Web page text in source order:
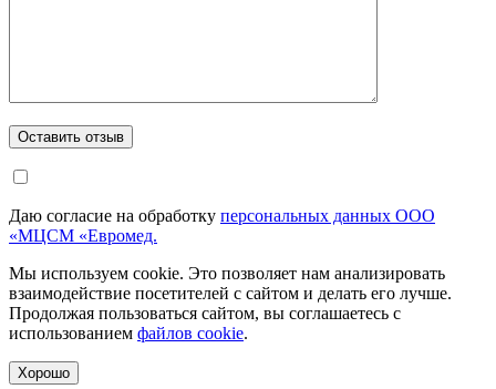
Даю согласие на обработку персональных данных ООО
«МЦСМ «Евромед.
Мы используем cookie. Это позволяет нам анализировать
взаимодействие посетителей с сайтом и делать его лучше.
Продолжая пользоваться сайтом, вы соглашаетесь с
использованием файлов cookie.
Хорошо